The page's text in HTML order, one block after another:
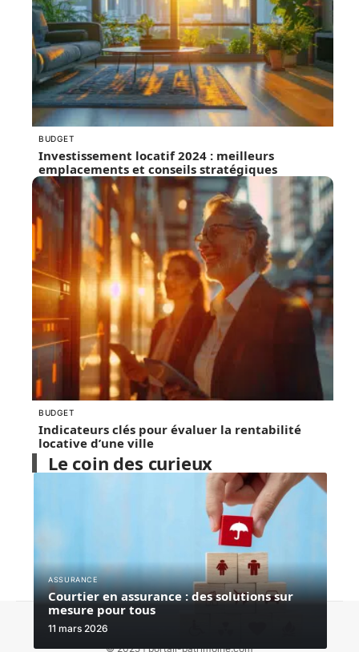
BUDGET
Investissement locatif 2024 : meilleurs
emplacements et conseils stratégiques
BUDGET
Indicateurs clés pour évaluer la rentabilité
locative d’une ville
Le coin des curieux
ASSURANCE
Courtier en assurance : des solutions sur
mesure pour tous
11 mars 2026
© 2025 | portail-patrimoine.com
Contact